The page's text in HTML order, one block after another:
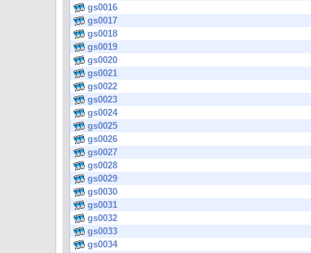
gs0016
gs0017
gs0018
gs0019
gs0020
gs0021
gs0022
gs0023
gs0024
gs0025
gs0026
gs0027
gs0028
gs0029
gs0030
gs0031
gs0032
gs0033
gs0034